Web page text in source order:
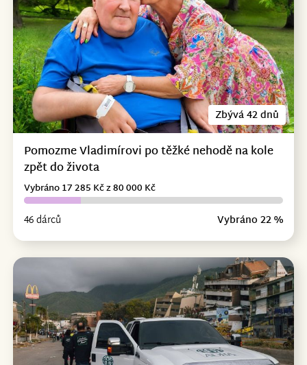
Zbývá 42 dnů
Pomozme Vladimírovi po těžké nehodě na kole
zpět do života
46 dárců Vybráno 22 %
Vybráno 17 285 Kč z 80 000 Kč